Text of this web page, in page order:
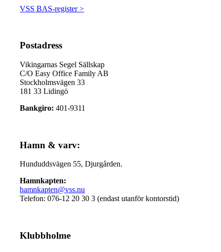
VSS BAS-register >
Postadress
Vikingarnas Segel Sällskap
C/O Easy Office Family AB
Stockholmsvägen 33
181 33 Lidingö
Bankgiro:401-9311
Hamn & varv:
Hunduddsvägen 55, Djurgården.
Hamnkapten:
hamnkapten@vss.nu
Telefon: 076-12 20 30 3 (endast utanför kontorstid)
Klubbholme